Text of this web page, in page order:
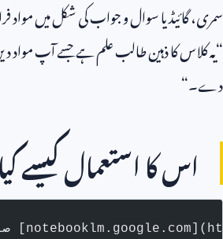
سمری، گائیڈ یا سوال و جواب کی شکل میں مواد
“یہ کلاس کا ذہین طالب علم ہے جسے آپ مواد
دے۔“
اس کا استعمال کیسے